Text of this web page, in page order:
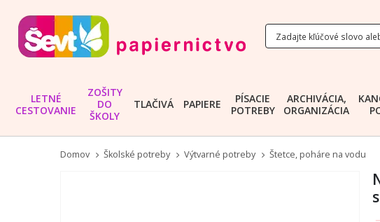
LETNÉ
CESTOVANIE
ZOŠITY
DO
ŠKOLY
TLAČIVÁ PAPIERE
PÍSACIE
POTREBY
ARCHIVÁCIA,
ORGANIZÁCIA
Domov Školské potreby Výtvarné potreby Štetce, poháre na vodu